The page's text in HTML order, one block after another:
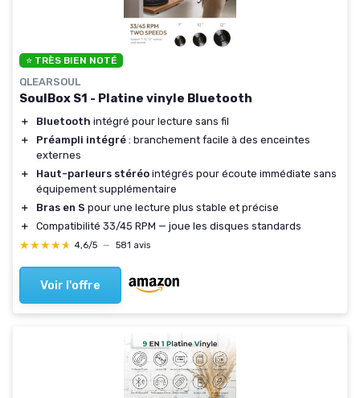
⭐ TRÈS BIEN NOTÉ
QLEARSOUL
SoulBox S1 - Platine vinyle Bluetooth
＋ Bluetooth intégré pour lecture sans fil
＋
Préampli intégré : branchement facile à des enceintes
externes
＋
Haut-parleurs stéréo intégrés pour écoute immédiate sans
équipement supplémentaire
＋
Bras en S pour une lecture plus stable et précise
＋
Compatibilité 33/45 RPM — joue les disques standards
★★★★★
★★★★★ 4,6/5 — 581 avis
Voir l'offre